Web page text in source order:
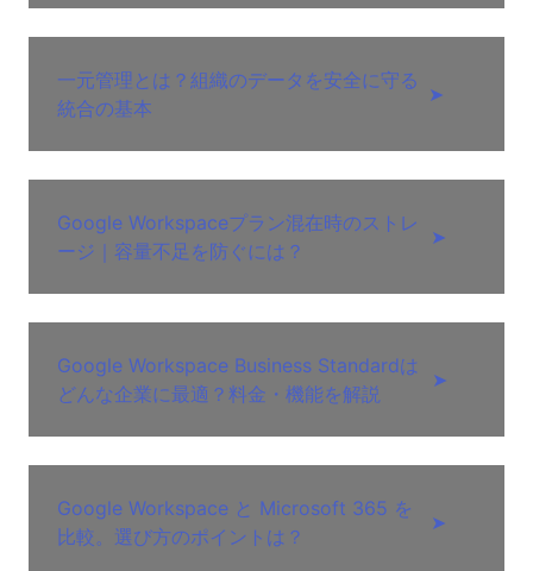
一元管理とは？組織のデータを安全に守る
統合の基本
➤
Google Workspaceプラン混在時のストレ
ージ｜容量不足を防ぐには？
➤
Google Workspace Business Standardは
どんな企業に最適？料金・機能を解説
➤
Google Workspace と Microsoft 365 を
比較。選び方のポイントは？
➤